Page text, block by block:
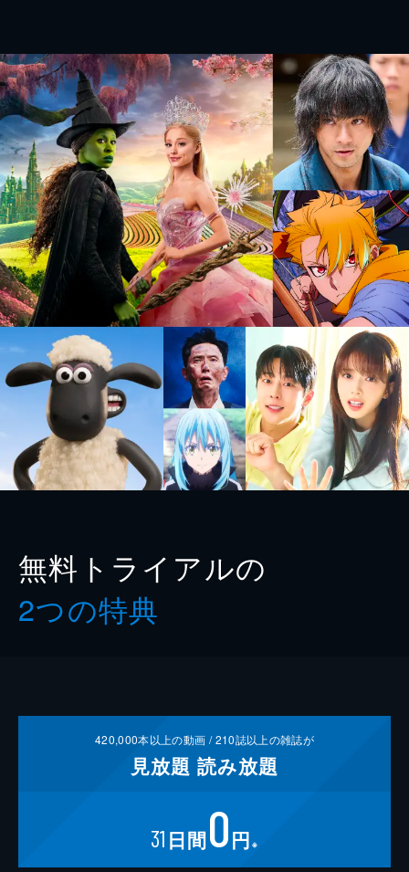
無料トライアルの
2つの特典
420,000本以上の動画 /210誌以上の雑誌が
見放題 読み放題
31 日間0円 ※